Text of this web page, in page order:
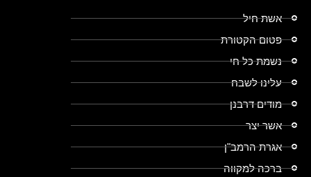
אשת חיל
פטום הקטורת
נשמת כל חי
עלינו לשבח
מודים דרבנן
אשר יצר
אגרת הרמב"ן
ברכה למקווה